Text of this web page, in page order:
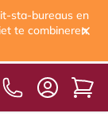
sta-bureaus en
te combineren